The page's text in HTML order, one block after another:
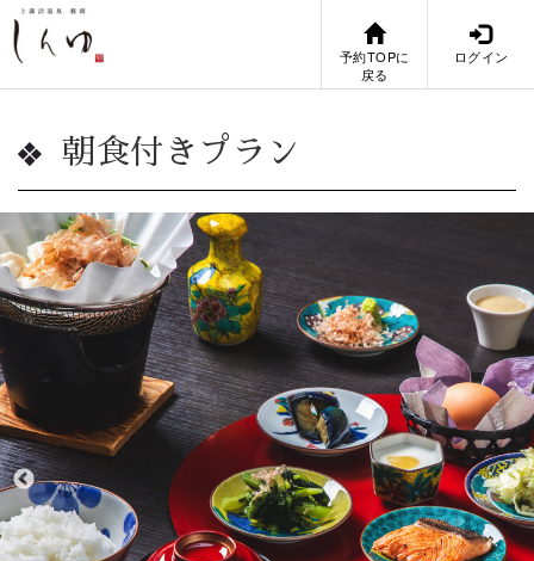
予約TOPに
戻る
ログイン
朝食付きプラン